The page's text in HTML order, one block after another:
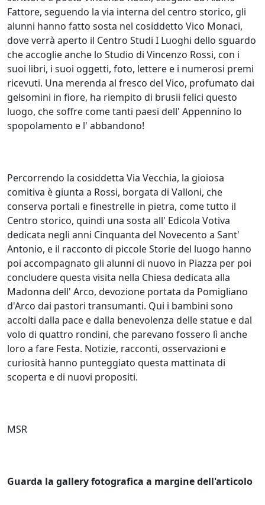
Fattore, seguendo la via interna del centro storico, gli
alunni hanno fatto sosta nel cosiddetto Vico Monaci,
dove verrà aperto il Centro Studi I Luoghi dello sguardo
che accoglie anche lo Studio di Vincenzo Rossi, con i
suoi libri, i suoi oggetti, foto, lettere e i numerosi premi
ricevuti. Una merenda al fresco del Vico, profumato dai
gelsomini in fiore, ha riempito di brusii felici questo
luogo, che soffre come tanti paesi dell' Appennino lo
spopolamento e l' abbandono!
Percorrendo la cosiddetta Via Vecchia, la gioiosa
comitiva è giunta a Rossi, borgata di Valloni, che
conserva portali e finestrelle in pietra, come tutto il
Centro storico, quindi una sosta all' Edicola Votiva
dedicata negli anni Cinquanta del Novecento a Sant'
Antonio, e il racconto di piccole Storie del luogo hanno
poi accompagnato gli alunni di nuovo in Piazza per poi
concludere questa visita nella Chiesa dedicata alla
Madonna dell' Arco, devozione portata da Pomigliano
d'Arco dai pastori transumanti. Qui i bambini sono
accolti dalla pace e dalla benevolenza delle statue e dal
volo di quattro rondini, che parevano fossero lì anche
loro a fare Festa. Notizie, racconti, osservazioni e
curiosità hanno punteggiato questa mattinata di
scoperta e di nuovi propositi.
MSR
Guarda la gallery fotografica a margine dell'articolo